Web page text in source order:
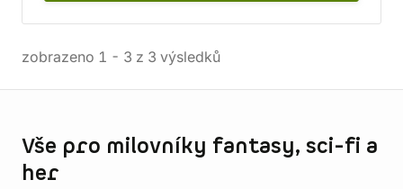
zobrazeno 1 - 3 z 3 výsledků
Vše pro milovníky fantasy, sci-fi a
her